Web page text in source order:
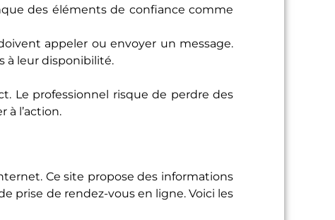
des éléments de confiance comme
appeler ou envoyer un message.
à leur disponibilité.
Le professionnel risque de perdre des
à l’action.
Ce site propose des informations
prise de rendez-vous en ligne. Voici les